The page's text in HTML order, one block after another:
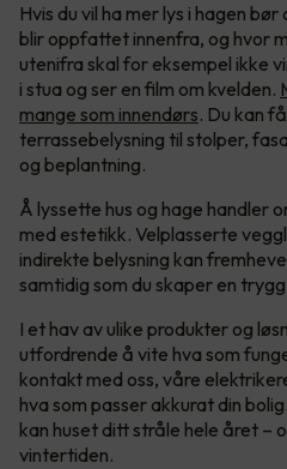
Hvis du vil ha mer lys i hagen
blir oppfattet innenfra, og hvor
utenifra skal for eksempel ikke
i stua og ser en film om kvelden.
mange som innendørs. Du kan
terrassebelysning til stolper,
og beplantning.
Å lyssette hus og hage handler
med estetikk. Velplasserte
indirekte belysning kan
samtidig som du skaper en
I et hav av ulike produkter og
utfordrende å vite hva som
kontakt med oss, våre
hva som passer akkurat din
kan huset ditt stråle hele året –
vintertiden.